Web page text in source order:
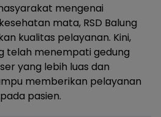
mengenai
mata, RSD Balung
kualitas pelayanan. Kini,
telah menempati gedung
yang lebih luas dan
memberikan pelayanan
pasien.